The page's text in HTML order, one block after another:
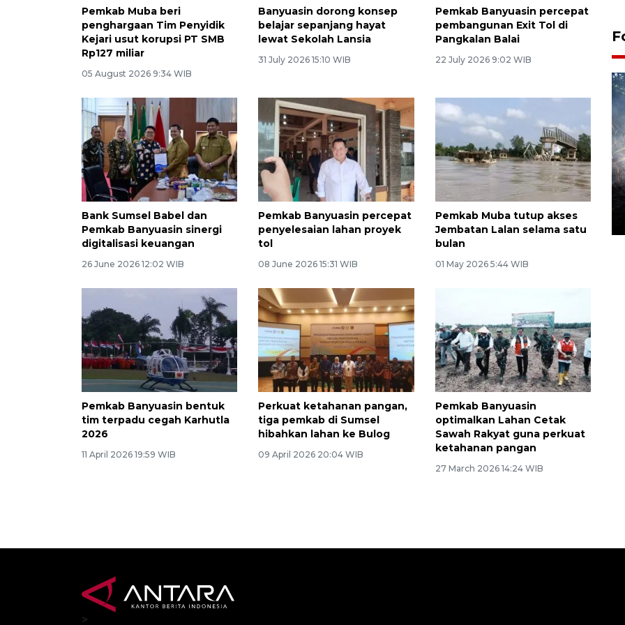
Pemkab Muba beri
penghargaan Tim Penyidik
Kejari usut korupsi PT SMB
Rp127 miliar
05 August 2026 9:34 WIB
Banyuasin dorong konsep
belajar sepanjang hayat
lewat Sekolah Lansia
31 July 2026 15:10 WIB
Pemkab Banyuasin percepat
pembangunan Exit Tol di
Pangkalan Balai
22 July 2026 9:02 WIB
Bank Sumsel Babel dan
Pemkab Banyuasin sinergi
digitalisasi keuangan
26 June 2026 12:02 WIB
Pemkab Banyuasin percepat
penyelesaian lahan proyek
tol
08 June 2026 15:31 WIB
Pemkab Muba tutup akses
Jembatan Lalan selama satu
bulan
01 May 2026 5:44 WIB
Pemkab Banyuasin bentuk
tim terpadu cegah Karhutla
2026
11 April 2026 19:59 WIB
Perkuat ketahanan pangan,
tiga pemkab di Sumsel
hibahkan lahan ke Bulog
09 April 2026 20:04 WIB
Pemkab Banyuasin
optimalkan Lahan Cetak
Sawah Rakyat guna perkuat
ketahanan pangan
27 March 2026 14:24 WIB
Alokasi anggaran untuk bibit
kopi arabika Gayo
15 June 2026 11:15 WIB
>